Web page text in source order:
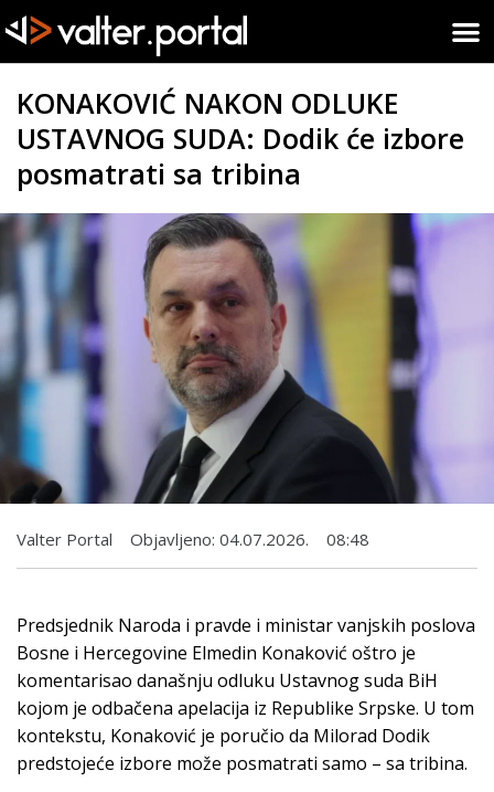
KONAKOVIĆ NAKON ODLUKE
USTAVNOG SUDA: Dodik će izbore
posmatrati sa tribina
Valter Portal Objavljeno: 04.07.2026. 08:48
Predsjednik Naroda i pravde i ministar vanjskih poslova
Bosne i Hercegovine Elmedin Konaković oštro je
komentarisao današnju odluku Ustavnog suda BiH
kojom je odbačena apelacija iz Republike Srpske. U tom
kontekstu, Konaković je poručio da Milorad Dodik
predstojeće izbore može posmatrati samo – sa tribina.